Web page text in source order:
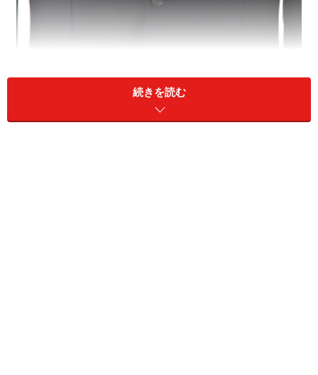
光沢のあるシルクタイとはひと味違うウールタイ。マッ
トな質感はクラシックでありながら、ダークな色目でV
ゾーンを引き締めることでモダンな印象を醸します。
続きを読む